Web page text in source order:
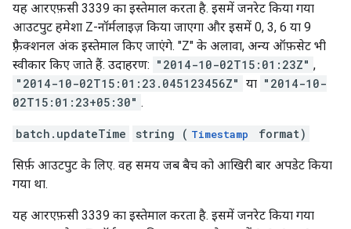
यह आरएफ़सी 3339 का इस्तेमाल करता है. इसमें जनरेट किया गया
आउटपुट हमेशा Z-नॉर्मलाइज़ किया जाएगा और इसमें 0, 3, 6 या 9
फ़्रैक्शनल अंक इस्तेमाल किए जाएंगे. "Z" के अलावा, अन्य ऑफ़सेट भी
स्वीकार किए जाते हैं. उदाहरण: "2014-10-02T15:01:23Z" ,
"2014-10-02T15:01:23.045123456Z" या "2014-10-
02T15:01:23+05:30" .
batch.updateTime string ( Timestamp format)
सिर्फ़ आउटपुट के लिए. वह समय जब बैच को आखिरी बार अपडेट किया
गया था.
यह आरएफ़सी 3339 का इस्तेमाल करता है. इसमें जनरेट किया गया